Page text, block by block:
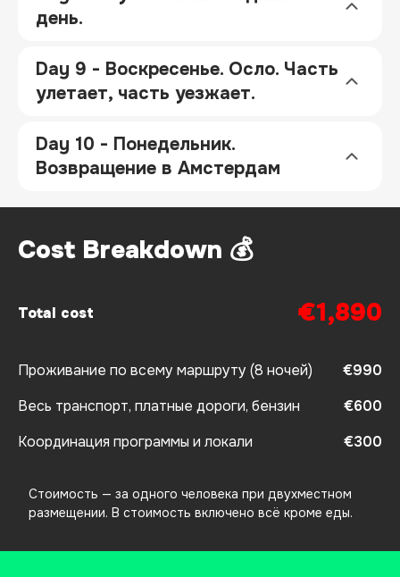
день.
Day 9 - Воскресенье. Осло. Часть
улетает, часть уезжает.
Day 10 - Понедельник.
Возвращение в Амстердам
Cost Breakdown 💰
Total cost €1,890
Проживание по всему маршруту (8 ночей)
€990
Весь транспорт, платные дороги, бензин
€600
Координация программы и локали
€300
Стоимость — за одного человека при двухместном
размещении. В стоимость включено всё кроме еды.